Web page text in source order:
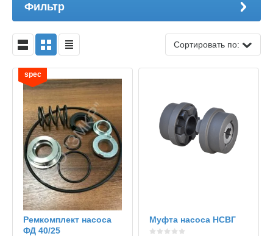
Фильтр
Сортировать по:
spec
Ремкомплект насоса
ФД 40/25
Муфта насоса НСВГ